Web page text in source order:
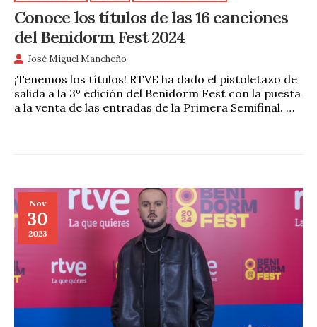
Conoce los títulos de las 16 canciones
del Benidorm Fest 2024
José Miguel Mancheño
¡Tenemos los títulos! RTVE ha dado el pistoletazo de
salida a la 3º edición del Benidorm Fest con la puesta
a la venta de las entradas de la Primera Semifinal. …
Nov
30
2023